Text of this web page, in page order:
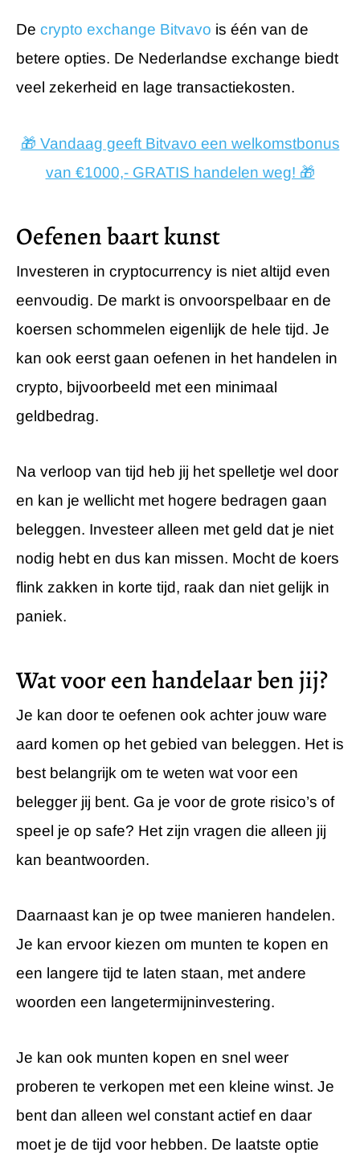
De crypto exchange Bitvavo is één van de
betere opties. De Nederlandse exchange biedt
veel zekerheid en lage transactiekosten.
🎁 Vandaag geeft Bitvavo een welkomstbonus
van €1000,- GRATIS handelen weg! 🎁
Oefenen baart kunst
Investeren in cryptocurrency is niet altijd even
eenvoudig. De markt is onvoorspelbaar en de
koersen schommelen eigenlijk de hele tijd. Je
kan ook eerst gaan oefenen in het handelen in
crypto, bijvoorbeeld met een minimaal
geldbedrag.
Na verloop van tijd heb jij het spelletje wel door
en kan je wellicht met hogere bedragen gaan
beleggen. Investeer alleen met geld dat je niet
nodig hebt en dus kan missen. Mocht de koers
flink zakken in korte tijd, raak dan niet gelijk in
paniek.
Wat voor een handelaar ben jij?
Je kan door te oefenen ook achter jouw ware
aard komen op het gebied van beleggen. Het is
best belangrijk om te weten wat voor een
belegger jij bent. Ga je voor de grote risico’s of
speel je op safe? Het zijn vragen die alleen jij
kan beantwoorden.
Daarnaast kan je op twee manieren handelen.
Je kan ervoor kiezen om munten te kopen en
een langere tijd te laten staan, met andere
woorden een langetermijninvestering.
Je kan ook munten kopen en snel weer
proberen te verkopen met een kleine winst. Je
bent dan alleen wel constant actief en daar
moet je de tijd voor hebben. De laatste optie